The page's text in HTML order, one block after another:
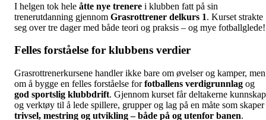
I helgen tok hele åtte nye trenere i klubben fatt på sin
trenerutdanning gjennom Grasrottrener delkurs 1. Kurset strakte
seg over tre dager med både teori og praksis – og mye fotballglede!
Felles forståelse for klubbens verdier
Grasrottrenerkursene handler ikke bare om øvelser og kamper, men
om å bygge en felles forståelse forfotballens verdigrunnlag og
god sportslig klubbdrift. Gjennom kurset får deltakerne kunnskap
og verktøy til å lede spillere, grupper og lag på en måte som skaper
trivsel, mestring og utvikling – både på og utenfor banen.